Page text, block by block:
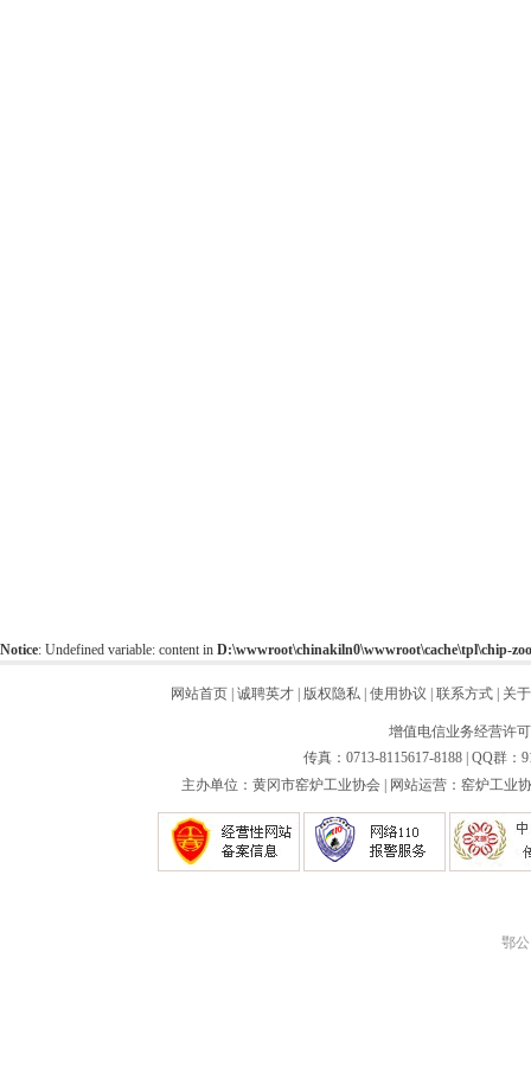
Notice: Undefined variable: content in D:\wwwroot\chinakiln0\wwwroot\cache\tpl\chip-
网站首页 诚聘英才 版权隐私 使用协议 联系方式 关
增值电信业务经营许
传真：0713-8115617-8188 | QQ群：
主办单位：黄冈市窑炉工业协会 | 网站运营：窑炉工业
鄂公